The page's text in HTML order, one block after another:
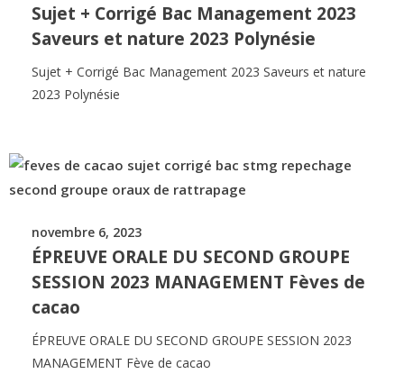
Sujet + Corrigé Bac Management 2023
Saveurs et nature 2023 Polynésie
Sujet + Corrigé Bac Management 2023 Saveurs et nature
2023 Polynésie
novembre 6, 2023
ÉPREUVE ORALE DU SECOND GROUPE
SESSION 2023 MANAGEMENT Fèves de
cacao
ÉPREUVE ORALE DU SECOND GROUPE SESSION 2023
MANAGEMENT Fève de cacao